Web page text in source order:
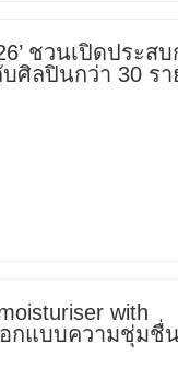
ชวนเปิดประส
ศิลปินกว่า 30 ร
with
อกแบบความชุ่มชื่